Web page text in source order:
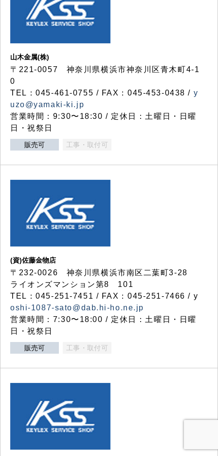
山木金属(株)
〒221-0057 神奈川県横浜市神奈川区青木町4-1
0
TEL：045-461-0755 / FAX：045-453-0438 / y
uzo@yamaki-ki.jp
営業時間：9:30〜18:30 / 定休日：土曜日・日曜
日・祝祭日
販売可 工事・取付可
(資)佐藤金物店
〒232-0026 神奈川県横浜市南区二葉町3-28
ライオンズマンション第8 101
TEL：045-251-7451 / FAX：045-251-7466 / y
oshi-1087-sato@dab.hi-ho.ne.jp
営業時間：7:30〜18:00 / 定休日：土曜日・日曜
日・祝祭日
販売可 工事・取付可